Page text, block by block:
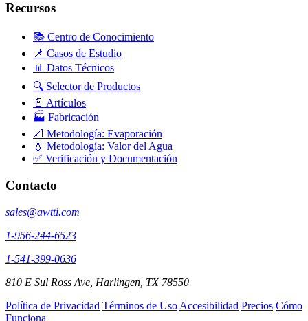
Recursos
📚 Centro de Conocimiento
📌 Casos de Estudio
📊 Datos Técnicos
🔍 Selector de Productos
📄 Artículos
🏭 Fabricación
📐 Metodología: Evaporación
💧 Metodología: Valor del Agua
✅ Verificación y Documentación
Contacto
sales@awtti.com
1-956-244-6523
1-541-399-0636
810 E Sul Ross Ave, Harlingen, TX 78550
Política de Privacidad Términos de Uso Accesibilidad Precios Cómo
Funciona